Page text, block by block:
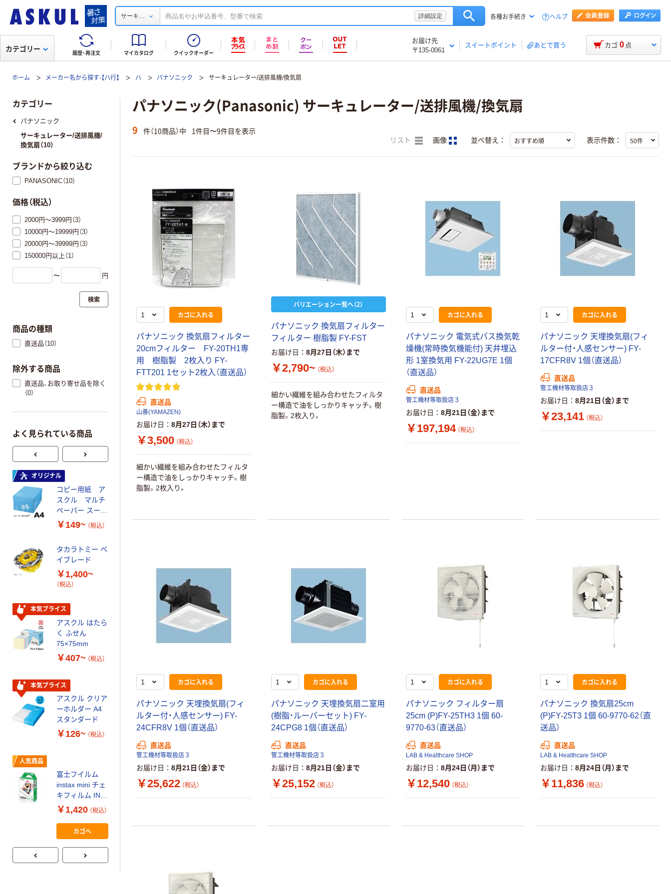
サーキ... 詳細設定 各種お手続き ヘルプ
履歴・再注文 マイカタログ クイックオーダー
お届け先
〒135-0061
スイートポイント あとで買う
カテゴリー カゴ 0 点
ホーム メーカー名から探す-【ハ行】 ハ パナソニック サーキュレーター/送排風機/換気扇
パナソニック(Panasonic) サーキュレーター/送排風機/換気扇
9 件（10商品）中 1件目〜9件目を表示
リスト 画像 並べ替え： 表示件数：
カゴに入れる
パナソニック 換気扇フィルター
20cmフィルター FY-20TH1専
用 樹脂製 2枚入り FY-
FTT201 1セット2枚入（直送品）
直送品
山善(YAMAZEN)
お届け日 8月27日（木）まで
￥3,500 （税込）
細かい繊維を組み合わせたフィルタ
ー構造で油をしっかりキャッチ。樹
脂製。2枚入り。
バリエーション一覧へ（2）
パナソニック 換気扇フィルター
フィルター 樹脂製 FY-FST
お届け日 8月27日（木）まで
￥2,790~ （税込）
細かい繊維を組み合わせたフィルタ
ー構造で油をしっかりキャッチ。樹
脂製。2枚入り。
カゴに入れる
パナソニック 電気式バス換気乾
燥機(常時換気機能付) 天井埋込
形 1室換気用 FY-22UG7E 1個
（直送品）
直送品
管工機材等取扱店３
お届け日 8月21日（金）まで
￥197,194 （税込）
カゴに入れる
パナソニック 天埋換気扇(フィ
ルター付・人感センサー) FY-
17CFR8V 1個（直送品）
直送品
管工機材等取扱店３
お届け日 8月21日（金）まで
￥23,141 （税込）
カゴに入れる
パナソニック 天埋換気扇(フィ
ルター付・人感センサー) FY-
24CFR8V 1個（直送品）
直送品
管工機材等取扱店３
お届け日 8月21日（金）まで
￥25,622 （税込）
カゴに入れる
パナソニック 天埋換気扇二室用
(樹脂・ルーバーセット) FY-
24CPG8 1個（直送品）
直送品
管工機材等取扱店３
お届け日 8月21日（金）まで
￥25,152 （税込）
カゴに入れる
パナソニック フィルター扇
25cm (P)FY-25TH3 1個 60-
9770-63（直送品）
直送品
LAB & Healthcare SHOP
お届け日 8月24日（月）まで
￥12,540 （税込）
カゴに入れる
パナソニック 換気扇25cm
(P)FY-25T3 1個 60-9770-62（直
送品）
直送品
LAB & Healthcare SHOP
お届け日 8月24日（月）まで
￥11,836 （税込）
カテゴリー
パナソニック
サーキュレーター/送排風機/
換気扇（10）
ブランドから絞り込む
PANASONIC（10）
価格（税込）
2000円～3999円（3）
10000円～19999円（3）
20000円～39999円（3）
150000円以上（1）
〜 円
検索
商品の種類
直送品（10）
除外する商品
直送品、お取り寄せ品を除く
（0）
よく見られている商品
オリジナル
コピー用紙 ア
スクル マルチ
ペーパー スーパ
ーホワイト+
￥149~ （税込）
タカラトミー ベ
イブレード
￥1,400~
（税込）
本気プライス
アスクル はたら
く ふせん
75×75mm
￥407~ （税込）
本気プライス
アスクル クリア
ーホルダー A4
スタンダード
￥126~ （税込）
人気商品
富士フイルム
instax mini チェ
キフィルム INS
MINI JP1 1パッ
ク（10枚入り）
￥1,420 （税込）
カゴへ
オリジナル
ゴミ袋 エコノミ
プ 詰替用 バイ
形 アルカリ乾
電池 北欧パッ
ケージ アスク
ルオリジナル
￥140~ （税込）
本気プライス
スクル スマート
コンパクト ビ
証
￥328~ （税込）
オリジナル
コピー用紙 マ
ルチペーパー
ミー+
￥149~
本気プライス
0.22mm 布テー
￥145~
本気プライス
100% 6ロール
電池 北欧パッ
ケージ アスク
ルオリジナル
￥140~ （税込）
サイズ
100μ（ミクロン）
￥458~ （税込）
本気プライス
アスクル はたら
く ふせん
￥386~ （税込）
本気プライス
FSC認証 シング
￥149~
サントリー 伊右
衛門 「お茶、どう
ぞ。」 緑茶
￥528~ （税込）
本気プライス
アスクル はたら
ンテープ
￥216~
本気プライス
本気プライス
レのおそうじシ
ート 大王製紙
本気プライス
アスクル フラッ
プ 白ラベル
ム INSTAX MINI
WW2
￥1,580~
（税込）
本気プライス
パー シングル
リサイクル100
芯あり FSC認